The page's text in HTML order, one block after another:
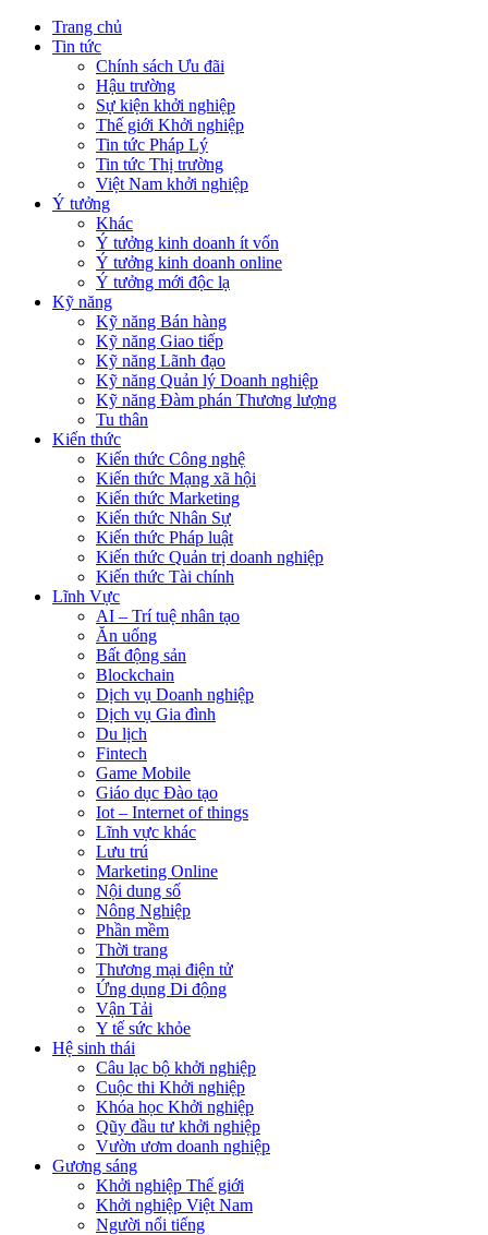
Trang chủ
Tin tức
Chính sách Ưu đãi
Hậu trường
Sự kiện khởi nghiệp
Thế giới Khởi nghiệp
Tin tức Pháp Lý
Tin tức Thị trường
Việt Nam khởi nghiệp
Ý tưởng
Khác
Ý tưởng kinh doanh ít vốn
Ý tưởng kinh doanh online
Ý tưởng mới độc lạ
Kỹ năng
Kỹ năng Bán hàng
Kỹ năng Giao tiếp
Kỹ năng Lãnh đạo
Kỹ năng Quản lý Doanh nghiệp
Kỹ năng Đàm phán Thương lượng
Tu thân
Kiến thức
Kiến thức Công nghệ
Kiến thức Mạng xã hội
Kiến thức Marketing
Kiến thức Nhân Sự
Kiến thức Pháp luật
Kiến thức Quản trị doanh nghiệp
Kiến thức Tài chính
Lĩnh Vực
AI – Trí tuệ nhân tạo
Ăn uống
Bất động sản
Blockchain
Dịch vụ Doanh nghiệp
Dịch vụ Gia đình
Du lịch
Fintech
Game Mobile
Giáo dục Đào tạo
Iot – Internet of things
Lĩnh vực khác
Lưu trú
Marketing Online
Nội dung số
Nông Nghiệp
Phần mềm
Thời trang
Thương mại điện tử
Ứng dụng Di động
Vận Tải
Y tế sức khỏe
Hệ sinh thái
Câu lạc bộ khởi nghiệp
Cuộc thi Khởi nghiệp
Khóa học Khởi nghiệp
Qũy đầu tư khởi nghiệp
Vườn ươm doanh nghiệp
Gương sáng
Khởi nghiệp Thế giới
Khởi nghiệp Việt Nam
Người nổi tiếng